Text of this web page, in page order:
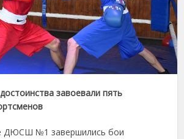
завоевали пять
ДЮСШ №1 завершились бои